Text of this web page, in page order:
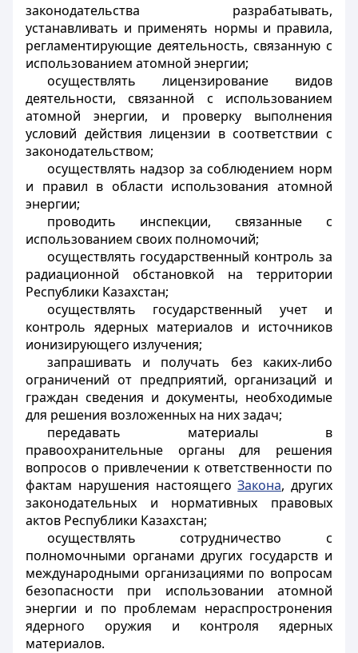
законодательства разрабатывать,
устанавливать и применять нормы и правила,
регламентирующие деятельность, связанную с
использованием атомной энергии;
осуществлять лицензирование видов
деятельности, связанной с использованием
атомной энергии, и проверку выполнения
условий действия лицензии в соответствии с
законодательством;
осуществлять надзор за соблюдением норм
и правил в области использования атомной
энергии;
проводить инспекции, связанные с
использованием своих полномочий;
осуществлять государственный контроль за
радиационной обстановкой на территории
Республики Казахстан;
осуществлять государственный учет и
контроль ядерных материалов и источников
ионизирующего излучения;
запрашивать и получать без каких-либо
ограничений от предприятий, организаций и
граждан сведения и документы, необходимые
для решения возложенных на них задач;
передавать материалы в
правоохранительные органы для решения
вопросов о привлечении к ответственности по
фактам нарушения настоящегоЗакона, других
законодательных и нормативных правовых
актов Республики Казахстан;
осуществлять сотрудничество с
полномочными органами других государств и
международными организациями по вопросам
безопасности при использовании атомной
энергии и по проблемам нераспростронения
ядерного оружия и контроля ядерных
материалов.